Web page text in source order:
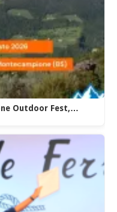
Outdoor Fest,…